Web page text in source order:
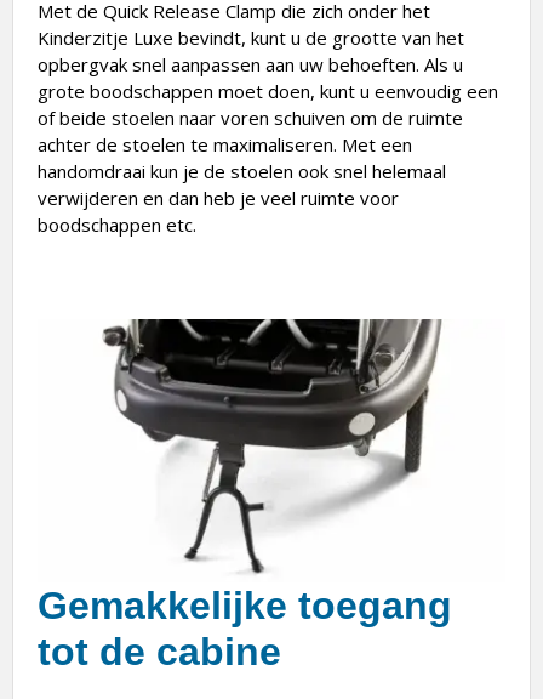
Met de Quick Release Clamp die zich onder het
Kinderzitje Luxe bevindt, kunt u de grootte van het
opbergvak snel aanpassen aan uw behoeften. Als u
grote boodschappen moet doen, kunt u eenvoudig een
of beide stoelen naar voren schuiven om de ruimte
achter de stoelen te maximaliseren. Met een
handomdraai kun je de stoelen ook snel helemaal
verwijderen en dan heb je veel ruimte voor
boodschappen etc.
Gemakkelijke toegang
tot de cabine